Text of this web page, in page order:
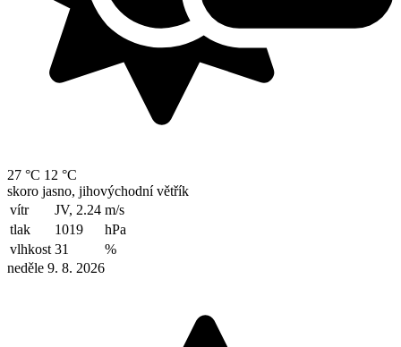
27 °C 12 °C
skoro jasno, jihovýchodní větřík
vítr
JV, 2.24 m/s
tlak
1019
hPa
vlhkost 31
%
neděle 9. 8. 2026